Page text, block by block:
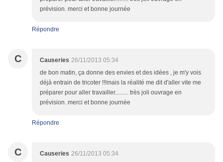
prévision. merci et bonne journée
Répondre
C Causeries 26/11/2013 05:34
de bon matin, ça donne des envies et des idées , je m'y vois
déjà entrain de tricoter !!!mais la réalité me dit d'aller vite me
préparer pour aller travailler......... très joli ouvrage en
prévision. merci et bonne journée
Répondre
C Causeries 26/11/2013 05:34